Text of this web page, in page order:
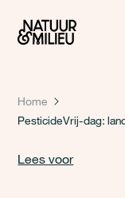
Home
Lees voor